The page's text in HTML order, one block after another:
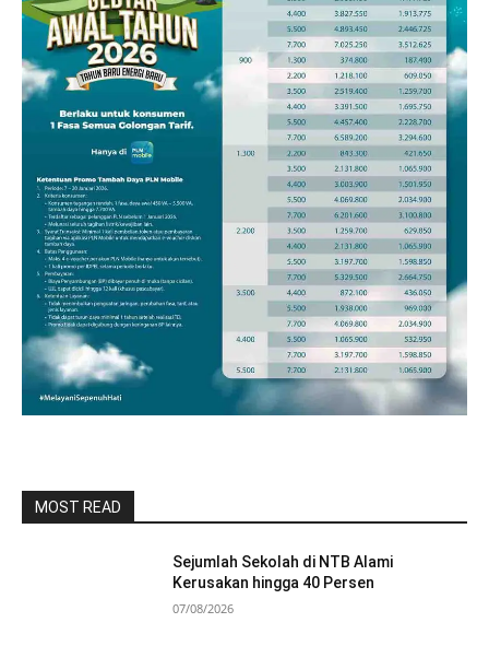
MOST READ
Sejumlah Sekolah di NTB Alami
Kerusakan hingga 40 Persen
07/08/2026